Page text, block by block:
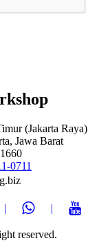
(Jakarta Raya)
Jawa Barat
0711
reserved.